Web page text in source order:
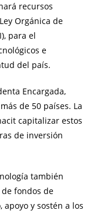
recursos
Orgánica de
para el
e
del país.
Encargada,
de 50 países. La
capitalizar estos
de inversión
también
fondos de
y sostén a los